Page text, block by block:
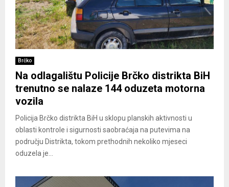
Brčko
Na odlagalištu Policije Brčko distrikta BiH
trenutno se nalaze 144 oduzeta motorna
vozila
Policija Brčko distrikta BiH u sklopu planskih aktivnosti u
oblasti kontrole i sigurnosti saobraćaja na putevima na
području Distrikta, tokom prethodnih nekoliko mjeseci
oduzela je...